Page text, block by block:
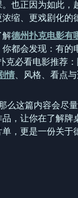
也正因为如此，
缩、更戏剧化的
解德州扑克电影有
你都会发现：有的
克必看电影推荐
情 、风格、看点
么这篇内容会尽
，让你在了解牌
，更是一份关于